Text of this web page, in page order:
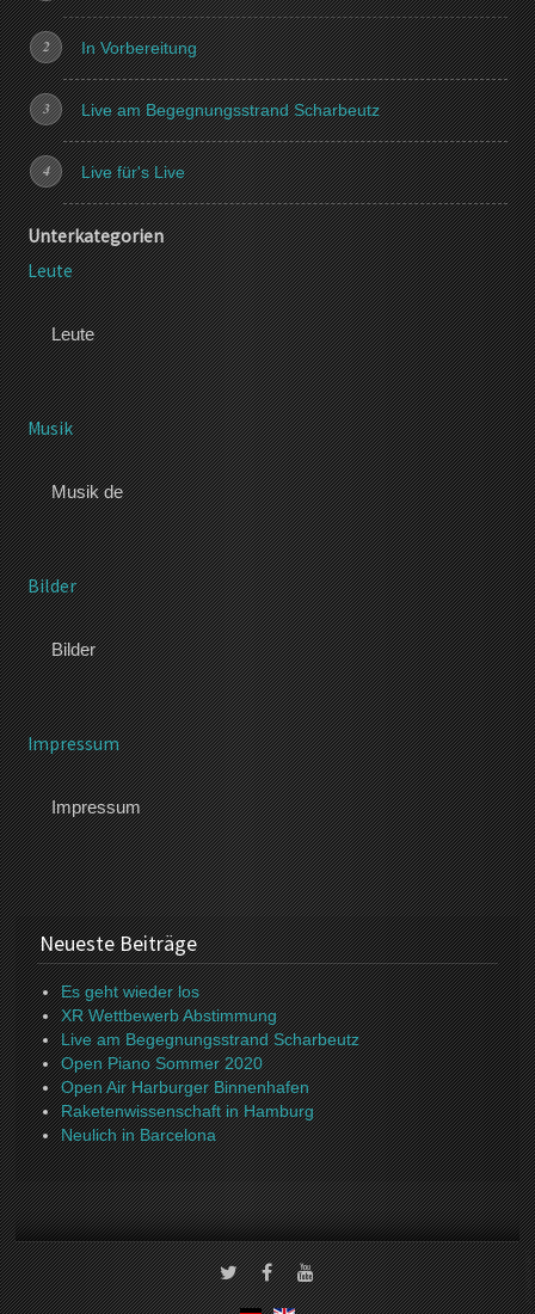
In Vorbereitung
Live am Begegnungsstrand Scharbeutz
Live für's Live
Unterkategorien
Leute
Leute
Musik
Musik de
Bilder
Bilder
Impressum
Impressum
Neueste Beiträge
Es geht wieder los
XR Wettbewerb Abstimmung
Live am Begegnungsstrand Scharbeutz
Open Piano Sommer 2020
Open Air Harburger Binnenhafen
Raketenwissenschaft in Hamburg
Neulich in Barcelona